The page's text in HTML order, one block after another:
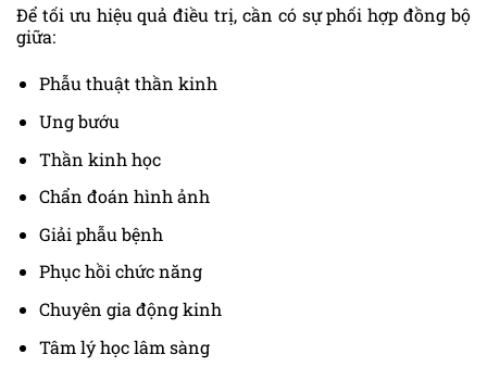
Để tối ưu hiệu quả điều trị, cần có sự phối hợp đồng bộ
giữa:
Phẫu thuật thần kinh
Ung bướu
Thần kinh học
Chẩn đoán hình ảnh
Giải phẫu bệnh
Phục hồi chức năng
Chuyên gia động kinh
Tâm lý học lâm sàng